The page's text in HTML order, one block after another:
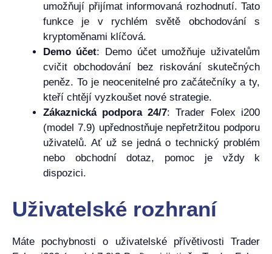
umožňují přijímat informovaná rozhodnutí. Tato
funkce je v rychlém světě obchodování s
kryptoměnami klíčová.
Demo účet: Demo účet umožňuje uživatelům
cvičit obchodování bez riskování skutečných
peněz. To je neocenitelné pro začátečníky a ty,
kteří chtějí vyzkoušet nové strategie.
Zákaznická podpora 24/7: Trader Folex i200
(model 7.9) upřednostňuje nepřetržitou podporu
uživatelů. Ať už se jedná o technický problém
nebo obchodní dotaz, pomoc je vždy k
dispozici.
Uživatelské rozhraní
Máte pochybnosti o uživatelské přívětivosti Trader